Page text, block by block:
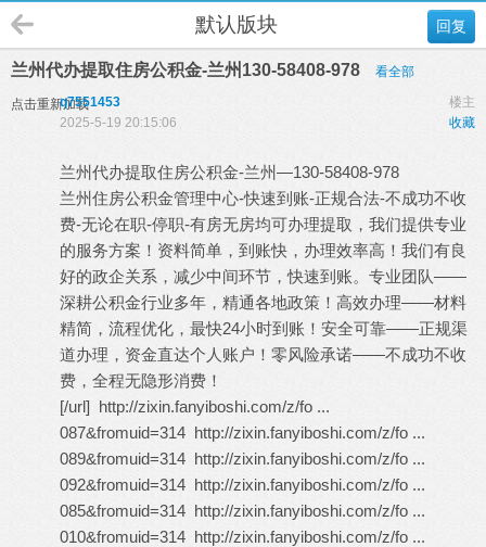
回复
默认版块
兰州代办提取住房公积金-兰州130-58408-978 看全部
点击重新加载 楼主
q7551453
收藏
2025-5-19 20:15:06
兰州代办提取住房公积金-兰州—130-58408-978
兰州住房公积金管理中心-快速到账-正规合法-不成功不收
费-无论在职-停职-有房无房均可办理提取，我们提供专业
的服务方案！资料简单，到账快，办理效率高！我们有良
好的政企关系，减少中间环节，快速到账。专业团队——
深耕公积金行业多年，精通各地政策！高效办理——材料
精简，流程优化，最快24小时到账！安全可靠——正规渠
道办理，资金直达个人账户！零风险承诺——不成功不收
费，全程无隐形消费！
[/url] http://zixin.fanyiboshi.com/z/fo ...
087&fromuid=314 http://zixin.fanyiboshi.com/z/fo ...
089&fromuid=314 http://zixin.fanyiboshi.com/z/fo ...
092&fromuid=314 http://zixin.fanyiboshi.com/z/fo ...
085&fromuid=314 http://zixin.fanyiboshi.com/z/fo ...
010&fromuid=314 http://zixin.fanyiboshi.com/z/fo ...